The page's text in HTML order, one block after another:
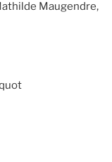
Maugendre,